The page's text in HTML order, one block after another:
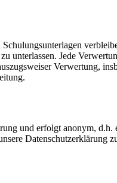
unterlassen. Jede
Verwertung,
und erfolgt anonym, d.h.
Datenschutzerklärung